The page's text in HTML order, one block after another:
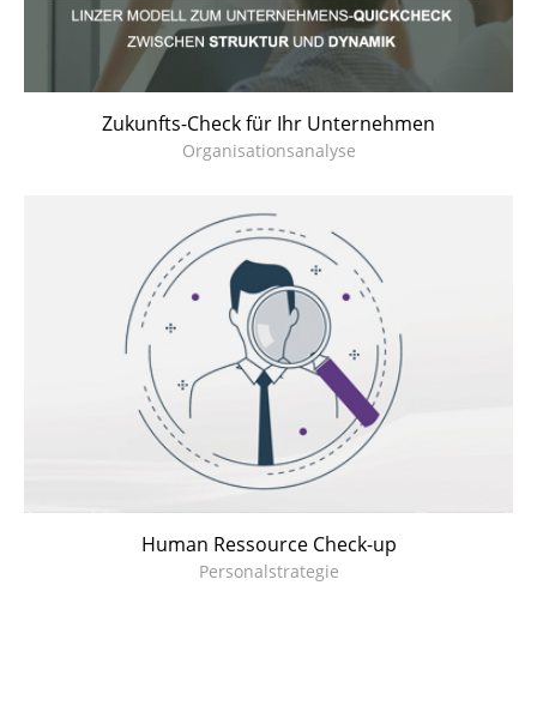
Zukunfts-Check für Ihr Unternehmen
Organisationsanalyse
Human Ressource Check-up
Personalstrategie